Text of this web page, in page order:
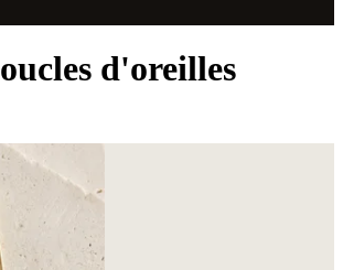
d'oreilles